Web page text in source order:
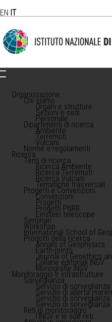
EN IT
Organizzazione
Chi siamo
Organi e strutture
Sezioni e sedi
Personale
Dipartimenti di ricerca
Ambiente
Terremoti
Vulcani
Norme e regolamenti
Ricerca
Temi di ricerca
Ricerca Ambiente
Ricerca Terremoti
Ricerca Vulcani
Tematiche trasversali
Progetti e Convenzioni
Convenzioni
Progetti
Progetti PNRR
Einstein telescope
Seminari
Workshop
International School of
Prodotti della ricerca
Annals of Geophysics
Earth-prints
Journal of Geoethics
Collane editoriali INGV
Monografie INGV
Monitoraggio e infrastrutture
Sorveglianza
Servizio di
Servizio di allerta
Servizio di
Servizio di
Reti di monitoraggio
l'INGV e le sue reti